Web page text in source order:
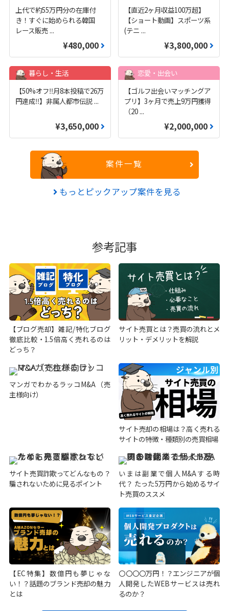
上代で約55万円分の在庫付
き！すぐに始められる韓国
レース販売 ...
¥480,000
【直近2ヶ月収益100万超】
【ショート動画】スポーツ系
(テニ ...
¥3,800,000
暮らし・生活
【50%オフ‼️月8本投稿で26万
円達成‼️】非属人都市伝説 ...
¥3,650,000
恋愛・出会い
【ゴルフ出会いマッチングア
プリ】3ヶ月で売上9万円獲得
（20 ...
¥2,000,000
案件一覧
もっとピックアップ案件を見る
参考記事
【ブログ売却】雑記/特化ブログ
徹底比較・1.5倍高く売れるのは
どっち？
サイト売買とは？売買の流れとメ
リット・デメリットを解説
マンガでわかるラッコM&A（売
主様向け）
サイト売却の相場は？高く売れる
サイトの特徴・種類別の売買相場
サイト売買詐欺ってどんなもの？
騙されないために見るポイント
いまは副業で個人M&Aする時
代？ たった5万円から始めるサイ
ト売買のススメ
【EC特集】数億円も夢じゃな
い！？話題のブランド売却の魅力
とは
〇〇〇〇万円！？エンジニアが個
人開発したWEBサービスは売れ
るのか？